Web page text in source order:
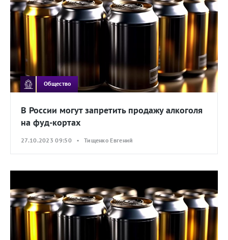
Общество
В России могут запретить продажу алкоголя
на фуд-кортах
27.10.2023 09:50 • Тищенко Евгений